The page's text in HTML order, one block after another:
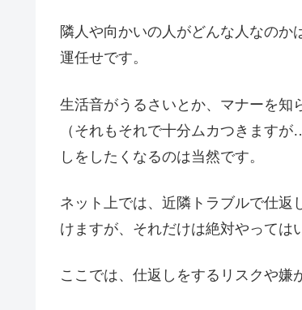
隣人や向かいの人がどんな人なの
運任せです。
生活音がうるさいとか、マナーを知
（それもそれで十分ムカつきます
しをしたくなるのは当然です。
ネット上では、近隣トラブルで仕返
けますが、それだけは絶対やっては
ここでは、仕返しをするリスクや嫌